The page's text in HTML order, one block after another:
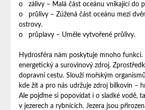
o zálivy – Malá část oceánu vnikající do
o průlivy – Zúžená část oceánu mezi
ostrovy.
o průplavy – Uměle vytvořené průlivy.
Hydrosféra nám poskytuje mnoho funkcí.
energetický a surovinový zdroj.
dopravní cestu. Slouží mořským
kde žít a pro nás udržuje zdroj bílkovin –
Ale pojďme si popovídat i o sladké vodě,
v jezerech a rybnících. Jezera jsou